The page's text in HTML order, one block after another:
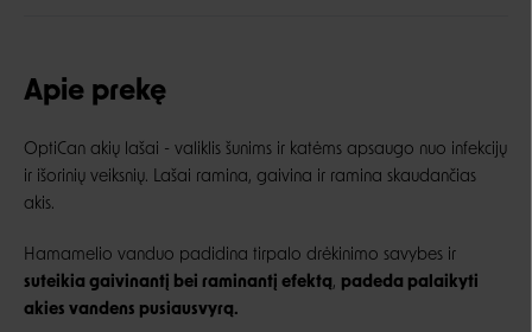
Apie prekę
OptiCan akių lašai - valiklis šunims ir katėms apsaugo nuo infekcijų
ir išorinių veiksnių. Lašai ramina, gaivina ir ramina skaudančias
akis.
Hamamelio vanduo padidina tirpalo drėkinimo savybes ir
suteikia gaivinantį bei raminantį efektą, padeda palaikyti
akies vandens pusiausvyrą.